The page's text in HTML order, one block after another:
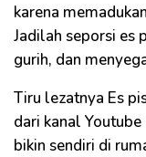
karena
Jadilah seporsi es
gurih, dan
Tiru lezatnya Es
dari kanal Youtube
bikin sendiri di